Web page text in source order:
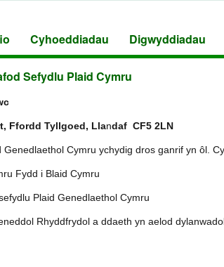
Cyhoeddiadau Digwyddiadau
Sefydlu Plaid Cymru
Ffordd Tyllgoed, Llandaf CF5 2LN
Genedlaethol Cymru ychydig dros ganrif yn ôl.
Fydd i Blaid Cymru
Plaid Genedlaethol Cymru
Rhyddfrydol a ddaeth yn aelod